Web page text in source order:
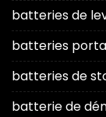
batteries de
batteries
batteries de
batterie de